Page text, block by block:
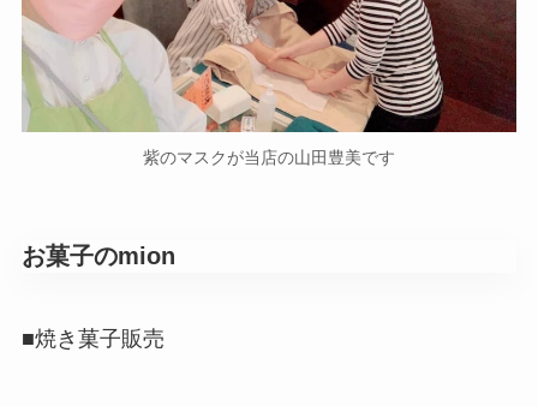
紫のマスクが当店の山田豊美です
お菓子のmion
■焼き菓子販売